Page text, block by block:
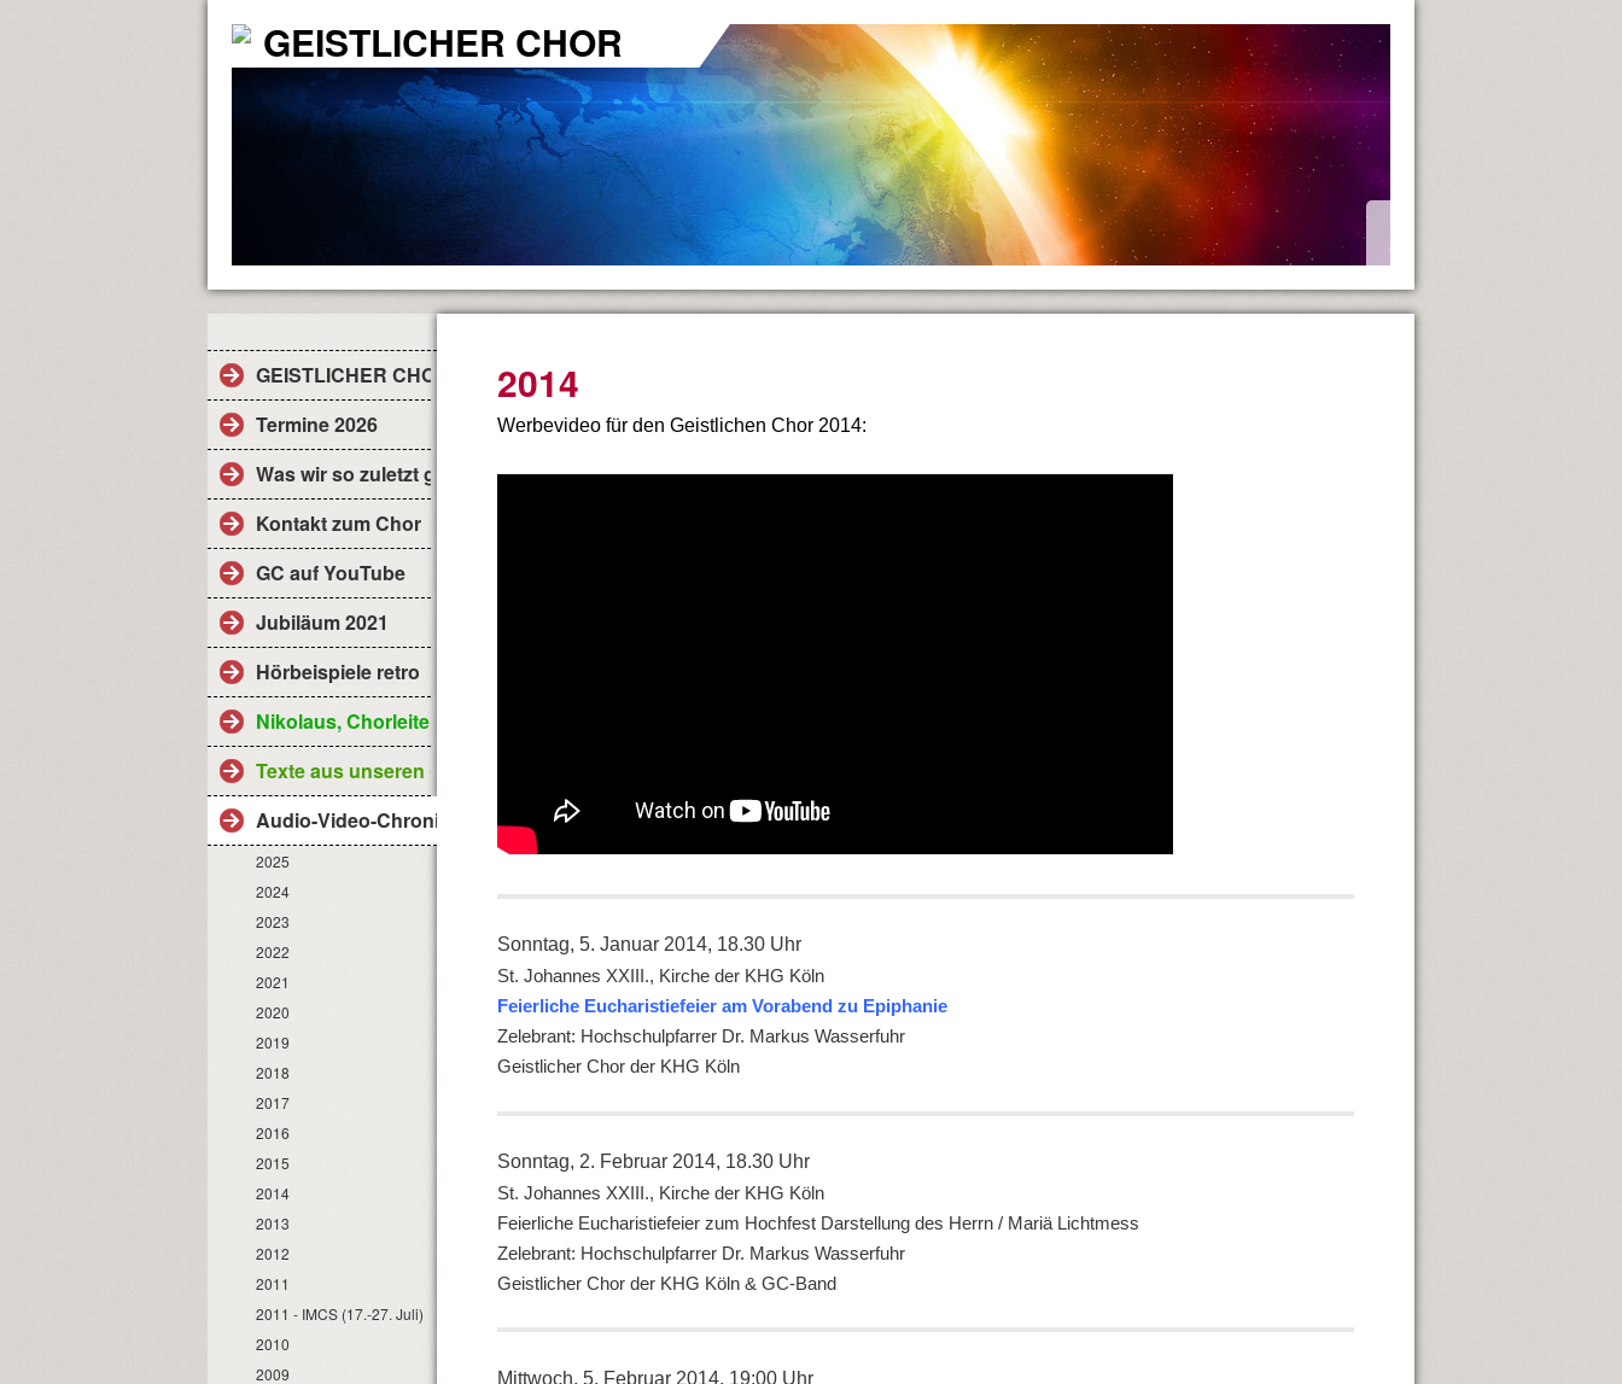
GEISTLICHER CHOR
GEISTLICHER CHOR
Termine 2026
Was wir so zuletzt gemacht haben ...
Kontakt zum Chor
GC auf YouTube
Jubiläum 2021
Hörbeispiele retro
Nikolaus, Chorleiter
Texte aus unseren Gottesdiensten
Audio-Video-Chronik
2025
2024
2023
2022
2021
2020
2019
2018
2017
2016
2015
2014
2013
2012
2011
2011 - IMCS (17.-27. Juli)
2010
2009
2014
Werbevideo für den Geistlichen Chor 2014:
Sonntag, 5. Januar 2014, 18.30 Uhr
St. Johannes XXIII., Kirche der KHG Köln
Feierliche Eucharistiefeier am Vorabend zu Epiphanie
Zelebrant: Hochschulpfarrer Dr. Markus Wasserfuhr
Geistlicher Chor der KHG Köln
Sonntag, 2. Februar 2014, 18.30 Uhr
St. Johannes XXIII., Kirche der KHG Köln
Feierliche Eucharistiefeier zum Hochfest Darstellung des Herrn / Mariä Lichtmess
Zelebrant: Hochschulpfarrer Dr. Markus Wasserfuhr
Geistlicher Chor der KHG Köln & GC-Band
Mittwoch, 5. Februar 2014, 19:00 Uhr